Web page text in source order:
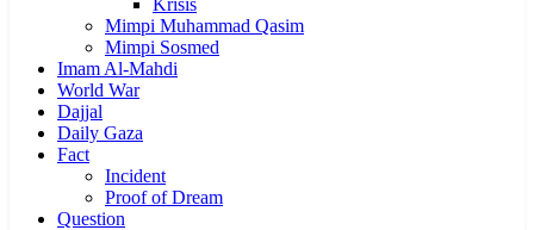
Krisis
Mimpi Muhammad Qasim
Mimpi Sosmed
Imam Al-Mahdi
World War
Dajjal
Daily Gaza
Fact
Incident
Proof of Dream
Question